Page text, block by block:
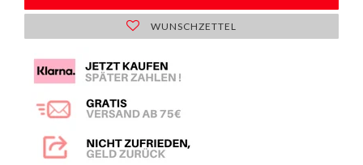
WUNSCHZETTEL